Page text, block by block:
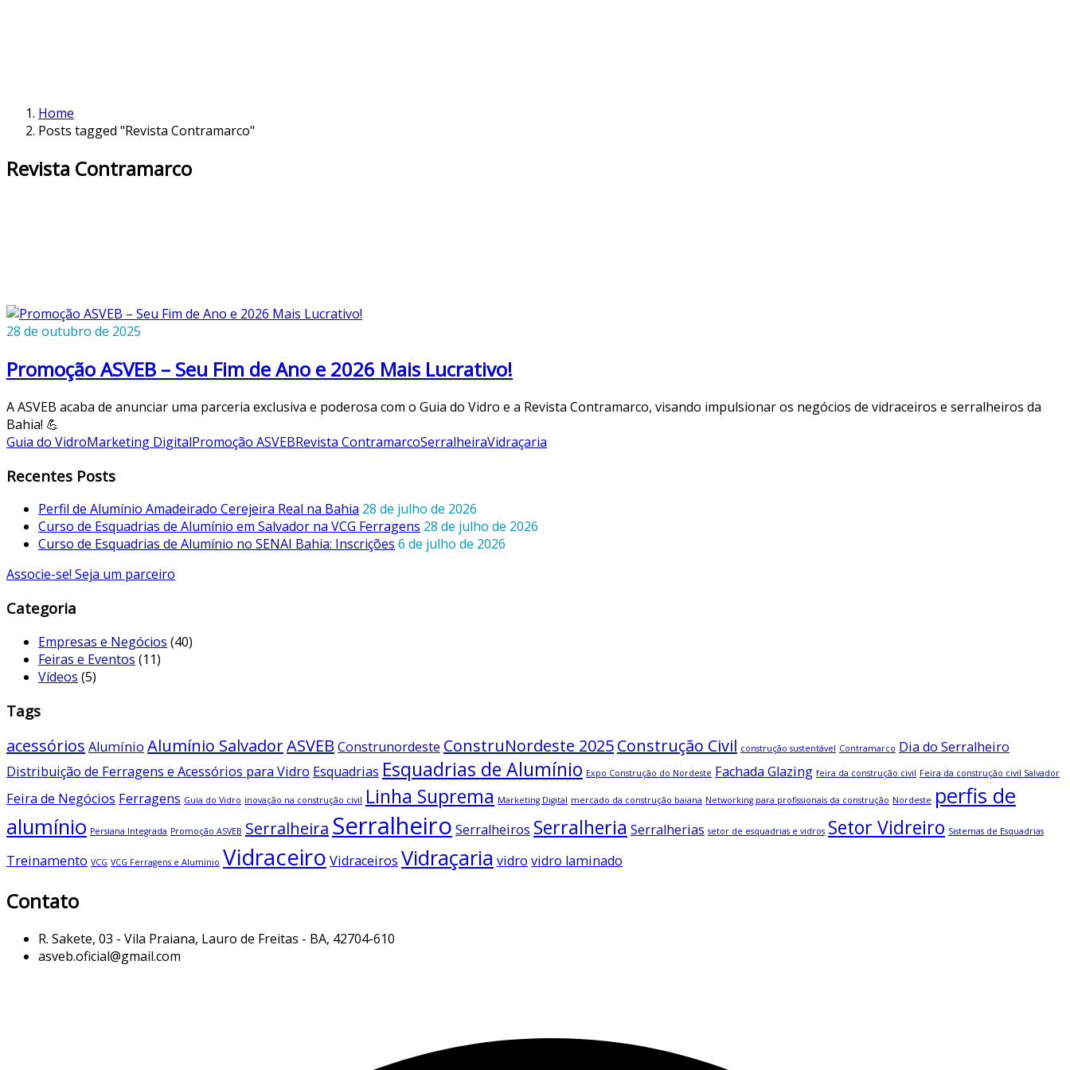
Home
Posts tagged "Revista Contramarco"
Revista Contramarco
28 de outubro de 2025
Promoção ASVEB – Seu Fim de Ano e 2026 Mais Lucrativo!
A ASVEB acaba de anunciar uma parceria exclusiva e poderosa com o Guia do Vidro e a Revista Contramarco, visando impulsionar os negócios de vidraceiros e serralheiros da
Bahia! 💪
Guia do VidroMarketing DigitalPromoção ASVEBRevista ContramarcoSerralheiraVidraçaria
Recentes Posts
Perfil de Alumínio Amadeirado Cerejeira Real na Bahia 28 de julho de 2026
Curso de Esquadrias de Alumínio em Salvador na VCG Ferragens 28 de julho de 2026
Curso de Esquadrias de Alumínio no SENAI Bahia: Inscrições 6 de julho de 2026
Associe-se! Seja um parceiro
Categoria
Empresas e Negócios (40)
Feiras e Eventos (11)
Vídeos (5)
Tags
acessórios Alumínio Alumínio SalvadorASVEB Construnordeste ConstruNordeste 2025Construção Civil construção sustentável Contramarco Dia do Serralheiro
Distribuição de Ferragens e Acessórios para Vidro Esquadrias Esquadrias de Alumínio Expo Construção do Nordeste Fachada Glazing feira da construção civil Feira da construção civil Salvador
Feira de Negócios Ferragens Guia do Vidro inovação na construção civil Linha Suprema Marketing Digital mercado da construção baiana Networking para profissionais da construção Nordeste perfis de
alumínio Persiana Integrada Promoção ASVEB Serralheira Serralheiro Serralheiros Serralheria Serralherias setor de esquadrias e vidros Setor Vidreiro Sistemas de Esquadrias
Treinamento VCG VCG Ferragens e Alumínio Vidraceiro Vidraceiros Vidraçaria vidro vidro laminado
Contato
R. Sakete, 03 - Vila Praiana, Lauro de Freitas - BA, 42704-610
asveb.oficial@gmail.com